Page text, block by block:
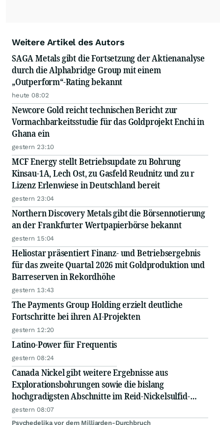
Weitere Artikel des Autors
SAGA Metals gibt die Fortsetzung der Aktienanalyse
durch die Alphabridge Group mit einem
„Outperform“-Rating bekannt
heute 08:02
Newcore Gold reicht technischen Bericht zur
Vormachbarkeitsstudie für das Goldprojekt Enchi in
Ghana ein
gestern 23:10
MCF Energy stellt Betriebsupdate zu Bohrung
Kinsau-1A, Lech Ost, zu Gasfeld Reudnitz und zu r
Lizenz Erlenwiese in Deutschland bereit
gestern 23:04
Northern Discovery Metals gibt die Börsennotierung
an der Frankfurter Wertpapierbörse bekannt
gestern 15:04
Heliostar präsentiert Finanz- und Betriebsergebnis
für das zweite Quartal 2026 mit Goldproduktion und
Barreserven in Rekordhöhe
gestern 13:43
The Payments Group Holding erzielt deutliche
Fortschritte bei ihren AI-Projekten
gestern 12:20
Latino-Power für Frequentis
gestern 08:24
Canada Nickel gibt weitere Ergebnisse aus
Explorationsbohrungen sowie die bislang
hochgradigsten Abschnitte im Reid-Nickelsulfid-
Projekt bekannt
gestern 08:07
Psychedelika vor dem Milliarden-Durchbruch